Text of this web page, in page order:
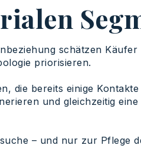
schätzen
priorisieren.
die bereits einige
und gleichzeitig
– und nur zur Pflege